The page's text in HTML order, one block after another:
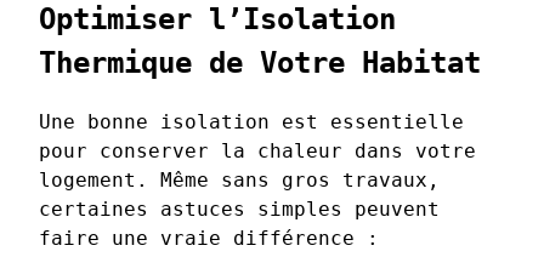
Optimiser l’Isolation
Thermique de Votre Habitat
Une bonne isolation est essentielle
pour conserver la chaleur dans votre
logement. Même sans gros travaux,
certaines astuces simples peuvent
faire une vraie différence :